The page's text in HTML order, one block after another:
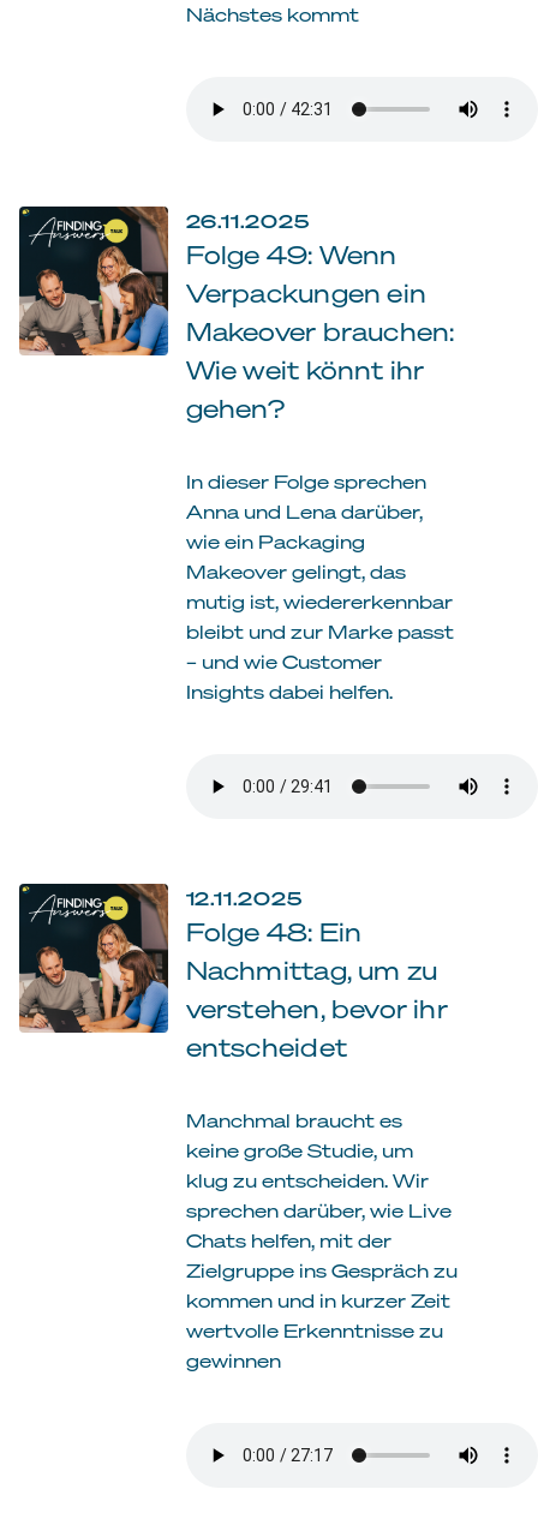
Nächstes kommt
26.11.2025
Folge 49: Wenn
Verpackungen ein
Makeover brauchen:
Wie weit könnt ihr
gehen?
In dieser Folge sprechen
Anna und Lena darüber,
wie ein Packaging
Makeover gelingt, das
mutig ist, wiedererkennbar
bleibt und zur Marke passt
– und wie Customer
Insights dabei helfen.
12.11.2025
Folge 48: Ein
Nachmittag, um zu
verstehen, bevor ihr
entscheidet
Manchmal braucht es
keine große Studie, um
klug zu entscheiden. Wir
sprechen darüber, wie Live
Chats helfen, mit der
Zielgruppe ins Gespräch zu
kommen und in kurzer Zeit
wertvolle Erkenntnisse zu
gewinnen